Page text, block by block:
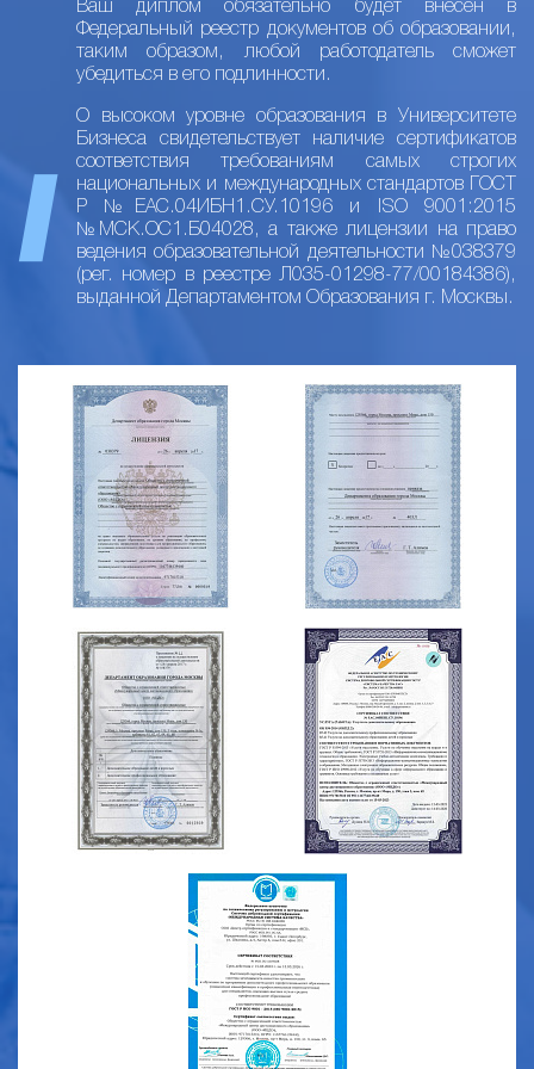
Ваш диплом обязательно будет внесен в
Федеральный реестр документов об образовании,
таким образом, любой работодатель сможет
убедиться в его подлинности.
О высоком уровне образования в Университете
Бизнеса свидетельствует наличие сертификатов
соответствия требованиям самых строгих
национальных и международных стандартов ГОСТ
Р №ЕАС.04ИБН1.СУ.10196 и ISO 9001:2015
№МСК.ОС1.Б04028, а также лицензии на право
ведения образовательной деятельности №038379
(рег. номер в реестре Л035-01298-77/00184386),
выданной Департаментом Образования г. Москвы.